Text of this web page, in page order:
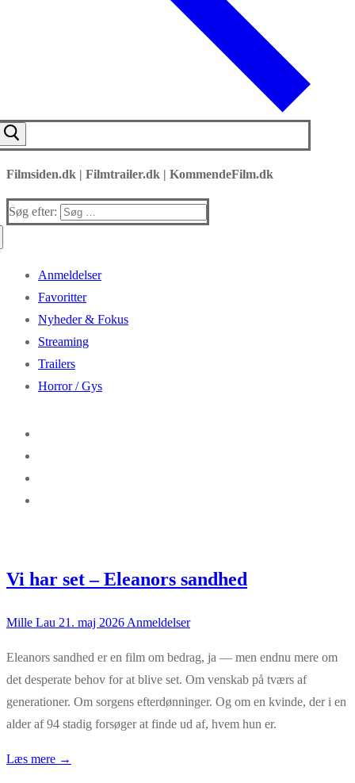
Filmsiden.dk | Filmtrailer.dk | KommendeFilm.dk
Søg efter:
Anmeldelser
Favoritter
Nyheder & Fokus
Streaming
Trailers
Horror / Gys
Vi har set – Eleanors sandhed
Mille Lau 21. maj 2026 Anmeldelser
Eleanors sandhed er en film om bedrag, ja — men endnu mere om
det desperate behov for at blive set. Om venskab på tværs af
generationer. Om sorgens efterdønninger. Og om en kvinde, der i en
alder af 94 stadig forsøger at finde ud af, hvem hun er.
Læs mere →